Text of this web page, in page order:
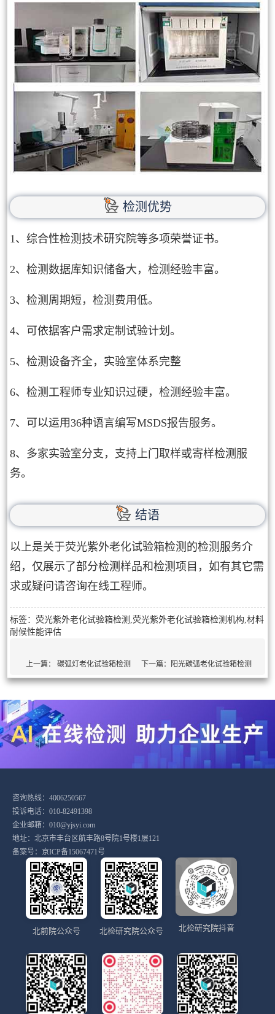
检测优势
1、综合性检测技术研究院等多项荣誉证书。
2、检测数据库知识储备大，检测经验丰富。
3、检测周期短，检测费用低。
4、可依据客户需求定制试验计划。
5、检测设备齐全，实验室体系完整
6、检测工程师专业知识过硬，检测经验丰富。
7、可以运用36种语言编写MSDS报告服务。
8、多家实验室分支，支持上门取样或寄样检测服
务。
结语
以上是关于荧光紫外老化试验箱检测的检测服务介
绍，仅展示了部分检测样品和检测项目，如有其它需
求或疑问请咨询在线工程师。
标签：荧光紫外老化试验箱检测,荧光紫外老化试验箱检测机构,材料
耐候性能评估
上一篇：碳弧灯老化试验箱检测 下一篇： 阳光碳弧老化试验箱检测
咨询热线：4006250567
投诉电话：010-82491398
企业邮箱：010@yjsyi.com
地址：北京市丰台区航丰路8号院1号楼1层121
备案号： 京ICP备15067471号
北前院公众号 北检研究院公众号 北检研究院抖音